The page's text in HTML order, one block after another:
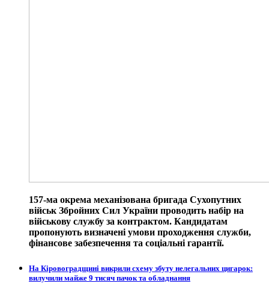
157-ма окрема механізована бригада Сухопутних
військ Збройних Сил України проводить набір на
військову службу за контрактом. Кандидатам
пропонують визначені умови проходження служби,
фінансове забезпечення та соціальні гарантії.
На Кіровоградщині викрили схему збуту нелегальних цигарок:
вилучили майже 9 тисяч пачок та обладнання